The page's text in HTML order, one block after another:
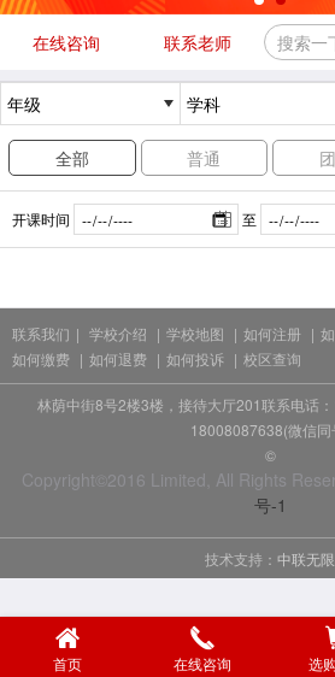
首页 在线咨询 选
在线咨询 联系老师
全部 普通
开课时间 至
联系我们 | 学校介绍 | 学校地图 | 如何注册 |
如何缴费 | 如何退费 | 如何投诉 | 校区查询
林荫中街8号2楼3楼，接待大厅201联系电话
18008087638(微信同
©
Copyright©2016 Limited, All Rights
号-1
技术支持： 中联无限